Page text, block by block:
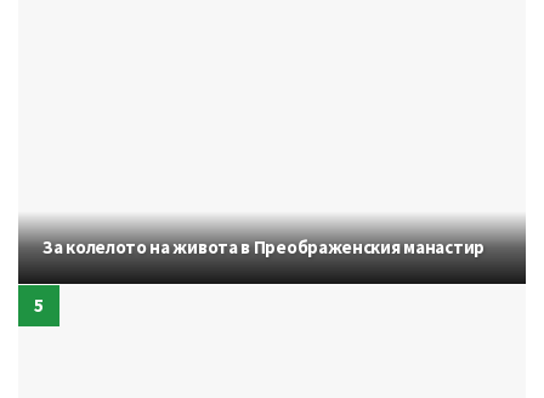
За колелото на живота в Преображенския манастир